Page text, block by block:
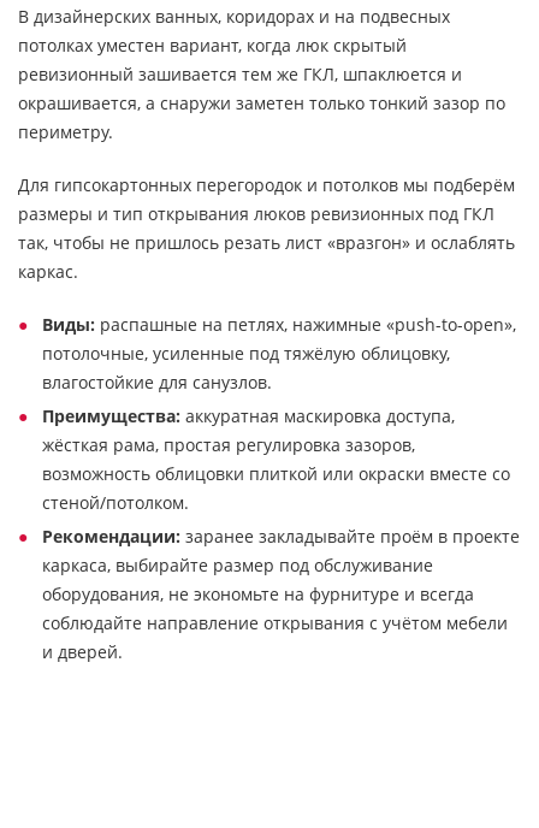
В дизайнерских ванных, коридорах и на подвесных
потолках уместен вариант, когда люк скрытый
ревизионный зашивается тем же ГКЛ, шпаклюется и
окрашивается, а снаружи заметен только тонкий зазор по
периметру.
Для гипсокартонных перегородок и потолков мы подберём
размеры и тип открывания люков ревизионных под ГКЛ
так, чтобы не пришлось резать лист «вразгон» и ослаблять
каркас.
Виды: распашные на петлях, нажимные «push-to-open»,
потолочные, усиленные под тяжёлую облицовку,
влагостойкие для санузлов.
Преимущества: аккуратная маскировка доступа,
жёсткая рама, простая регулировка зазоров,
возможность облицовки плиткой или окраски вместе со
стеной/потолком.
Рекомендации: заранее закладывайте проём в проекте
каркаса, выбирайте размер под обслуживание
оборудования, не экономьте на фурнитуре и всегда
соблюдайте направление открывания с учётом мебели
и дверей.